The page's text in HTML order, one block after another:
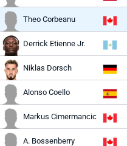
Theo Corbeanu
Derrick Etienne Jr.
Niklas Dorsch
Alonso Coello
Markus Cimermancic
A. Bossenberry